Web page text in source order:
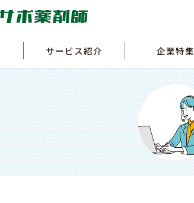
サービス紹介 企業特集